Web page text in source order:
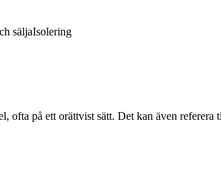
säljaIsolering
ofta på ett orättvist sätt. Det kan även